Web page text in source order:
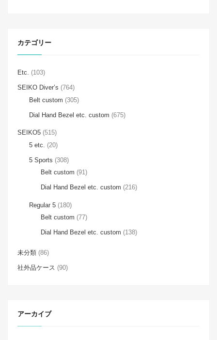
カテゴリー
Etc. (103)
SEIKO Diver’s (764)
Belt custom (305)
Dial Hand Bezel etc. custom (675)
SEIKO5 (515)
5 etc.
(20)
5 Sports (308)
Belt custom (91)
Dial Hand Bezel etc. custom (216)
Regular 5 (180)
Belt custom (77)
Dial Hand Bezel etc. custom (138)
未分類 (86)
社外品ケース (90)
アーカイブ